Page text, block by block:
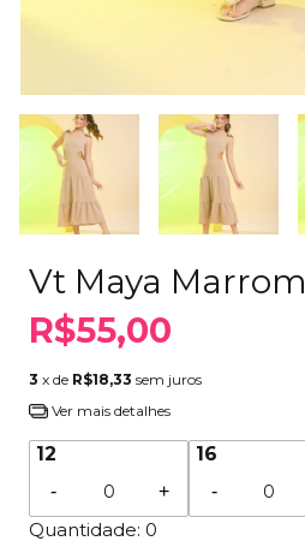
Vt Maya Marrom
R$55,00
3 x de R$18,33 sem juros
Ver mais detalhes
12
- +
16
-
Quantidade: 0